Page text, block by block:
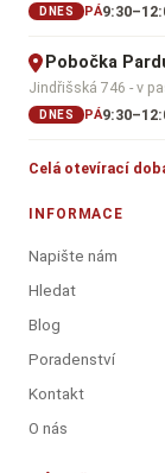
DNES PÁ
Pobočka
Jindřišská 746 - v
DNES PÁ
Celá otevírací
INFORMACE
Napište nám
Hledat
Blog
Poradenství
Kontakt
O nás